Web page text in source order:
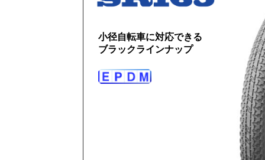
小径自転車に対応できる
ブラックラインナップ